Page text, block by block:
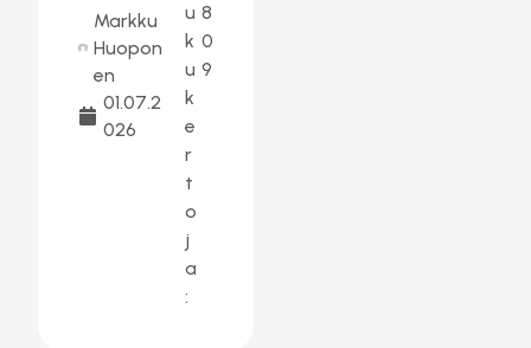
Markku
Huopon
en
01.07.2
026
u
k
u
k
e
r
t
o
j
a
:
8
0
9